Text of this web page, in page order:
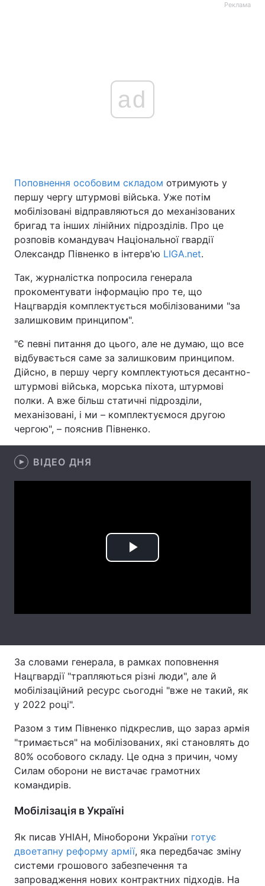
Україна Політика
Економіка Світ
Спорт Наука
Техно і зв'язок Лайт
Зброя Інциденти
Цікавинки Погода
Екологія Регіони
Лонгріди
Інтерв'ю
Тема оформлення
Реклама
ad
Поповнення особовим складом отримують у
першу чергу штурмові війська. Уже потім
мобілізовані відправляються до механізованих
бригад та інших лінійних підрозділів. Про це
розповів командувач Національної гвардії
Олександр Півненко в інтерв'ю LIGA.net.
Так, журналістка попросила генерала
прокоментувати інформацію про те, що
Нацгвардія комплектується мобілізованими "за
залишковим принципом".
"Є певні питання до цього, але не думаю, що все
відбувається саме за залишковим принципом.
Дійсно, в першу чергу комплектуються десантно-
штурмові війська, морська піхота, штурмові
полки. А вже більш статичні підрозділи,
механізовані, і ми – комплектуємося другою
чергою", – пояснив Півненко.
ВІДЕО ДНЯ
Play
За словами генерала, в рамках поповнення
Нацгвардії "трапляються різні люди", але й
мобілізаційний ресурс сьогодні "вже не такий, як
у 2022 році".
Разом з тим Півненко підкреслив, що зараз армія
"тримається" на мобілізованих, які становлять до
80% особового складу. Це одна з причин, чому
Силам оборони не вистачає грамотних
командирів.
Мобілізація в Україні
Як писав УНІАН, Міноборони України готує
двоетапну реформу армії, яка передбачає зміну
системи грошового забезпечення та
запровадження нових контрактних підходів. На